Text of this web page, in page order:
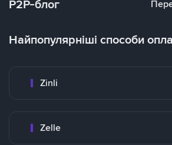
P2P-блог
Найпопулярніші способи
Zinli
Zelle